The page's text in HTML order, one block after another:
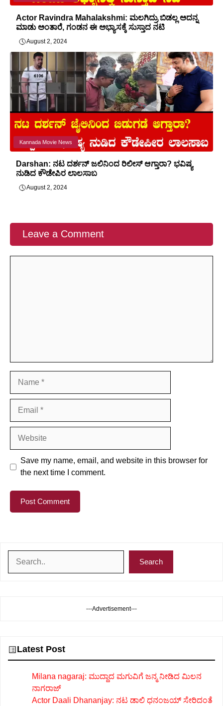
Actor Ravindra Mahalakshmi: ಮಲಗಿದ್ರು ಬಿಡಲ್ಲ ಅದನ್ನ
ಮಾಡು ಅಂತಾರೆ, ಗಂಡನ ಈ ಅಭ್ಯಾಸಕ್ಕೆ ಸುಸ್ತಾದ ನಟಿ
August 2, 2024
Kannada Movie News
Darshan: ನಟ ದರ್ಶನ್ ಜಲಿನಿಂದ ರಿಲೀಸ್ ಆಗ್ತಾರಾ? ಭವಿಷ್ಯ
ನುಡಿದ ಕೌಡೇಪಿರ ಲಾಲಸಾಬ
August 2, 2024
Leave a Comment
Save my name, email, and website in this browser for
the next time I comment.
Search
---Advertisement---
Latest Post
Milana nagaraj: ಮುದ್ದಾದ ಮಗುವಿಗೆ ಜನ್ಮ ನೀಡಿದ ಮಿಲನ
ನಾಗರಾಜ್
Actor Daali Dhananjay: ನಟ ಡಾಲಿ ಧನಂಜಯ್ ಸೇರಿದಂತೆ